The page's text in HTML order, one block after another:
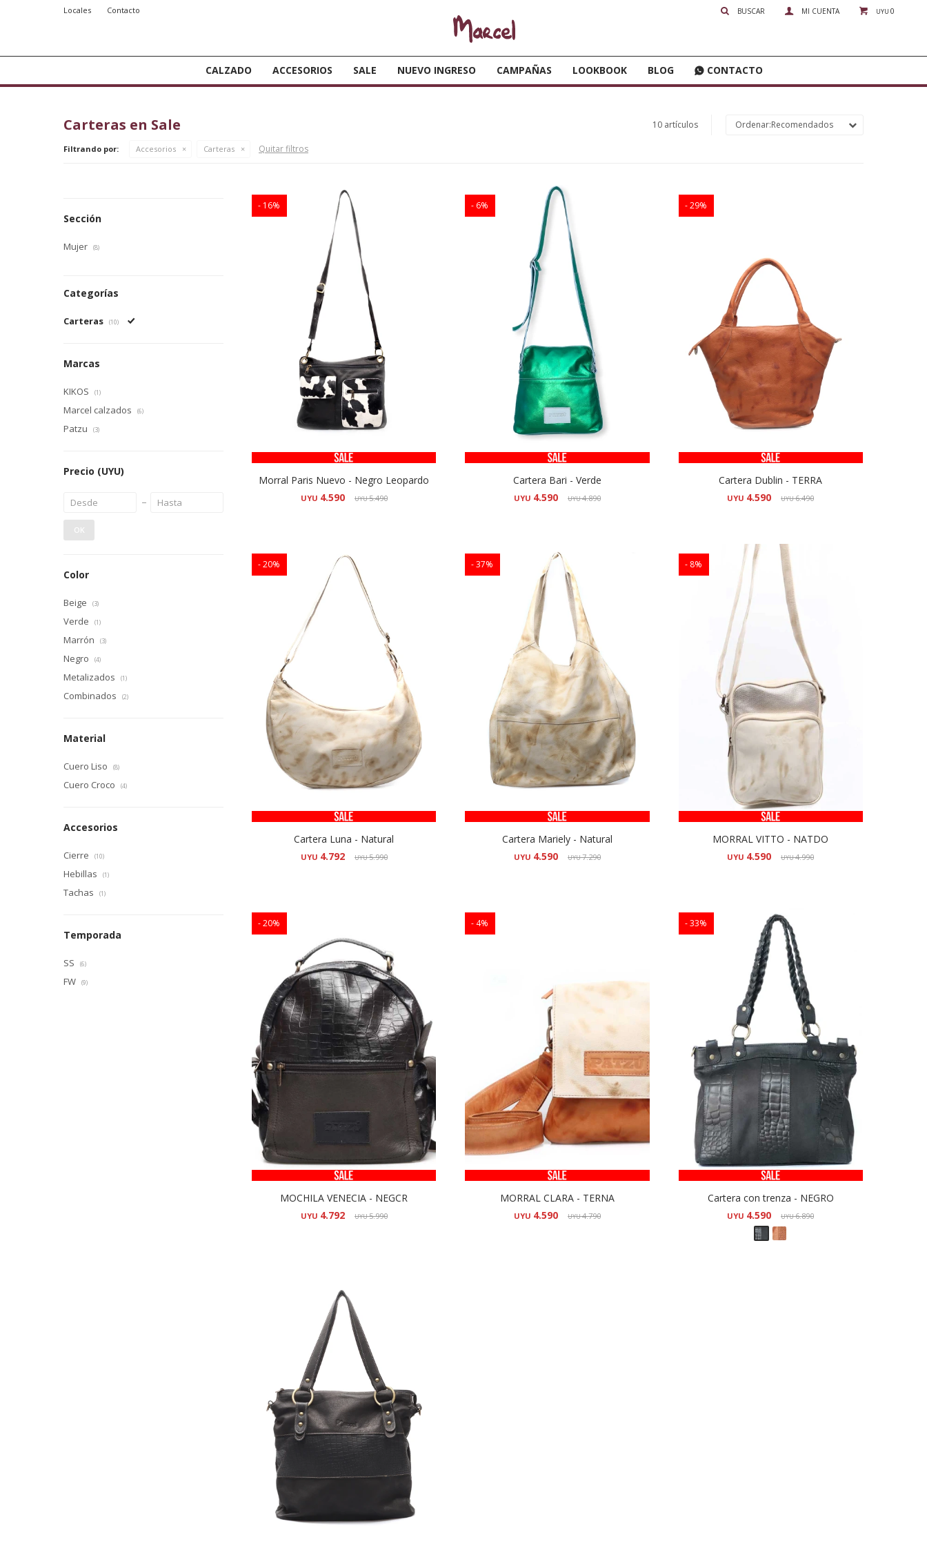
CALZADO ACCESORIOS SALE NUEVO INGRESO CAMPAÑAS LOOKBOOK BLOG CONTACTO
UYU 0
Locales Contacto
Carteras en Sale 10 artículos Recomendados
Filtrando por: Accesorios Carteras Quitar filtros
16
Morral Paris Nuevo - Negro Leopardo
UYU 4.590 UYU5.490
6
Cartera Bari - Verde
UYU 4.590 UYU4.890
29
Cartera Dublin - TERRA
UYU 4.590 UYU6.490
20
Cartera Luna - Natural
UYU 4.792 UYU5.990
37
Cartera Mariely - Natural
UYU 4.590 UYU7.290
8
MORRAL VITTO - NATDO
UYU 4.590 UYU4.990
20
MOCHILA VENECIA - NEGCR
UYU 4.792 UYU5.990
4
MORRAL CLARA - TERNA
UYU 4.590 UYU4.790
33
Cartera con trenza - NEGRO
UYU 4.590 UYU6.890
Categorías
Carteras (10)
Marcas
KIKOS (1)
Marcel calzados (6)
Patzu (3)
Precio (UYU)
OK
Color
Beige (3)
Verde (1)
Marrón (3)
Negro (4)
Metalizados (1)
Combinados (2)
Material
Cuero Liso (8)
Cuero Croco (4)
Accesorios
Cierre (10)
Hebillas (1)
Tachas (1)
Temporada
SS (6)
FW (9)
Sección
Mujer (8)